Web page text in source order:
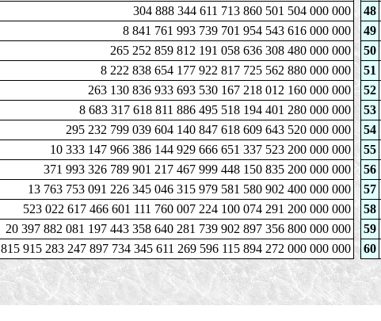
304 888 344 611 713 860 501 504 000 000
8 841 761 993 739 701 954 543 616 000 000
265 252 859 812 191 058 636 308 480 000 000
8 222 838 654 177 922 817 725 562 880 000 000
263 130 836 933 693 530 167 218 012 160 000 000
8 683 317 618 811 886 495 518 194 401 280 000 000
295 232 799 039 604 140 847 618 609 643 520 000 000
10 333 147 966 386 144 929 666 651 337 523 200 000 000
371 993 326 789 901 217 467 999 448 150 835 200 000 000
13 763 753 091 226 345 046 315 979 581 580 902 400 000 000
523 022 617 466 601 111 760 007 224 100 074 291 200 000 000
20 397 882 081 197 443 358 640 281 739 902 897 356 800 000 000
815 915 283 247 897 734 345 611 269 596 115 894 272 000 000 000
48
49
50
51
52
53
54
55
56
57
58
59
60